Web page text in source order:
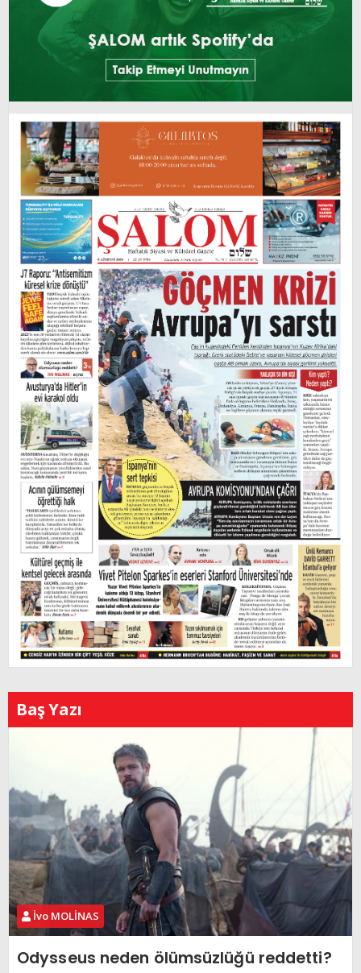
Baş Yazı
İvo MOLİNAS
Odysseus neden ölümsüzlüğü reddetti?